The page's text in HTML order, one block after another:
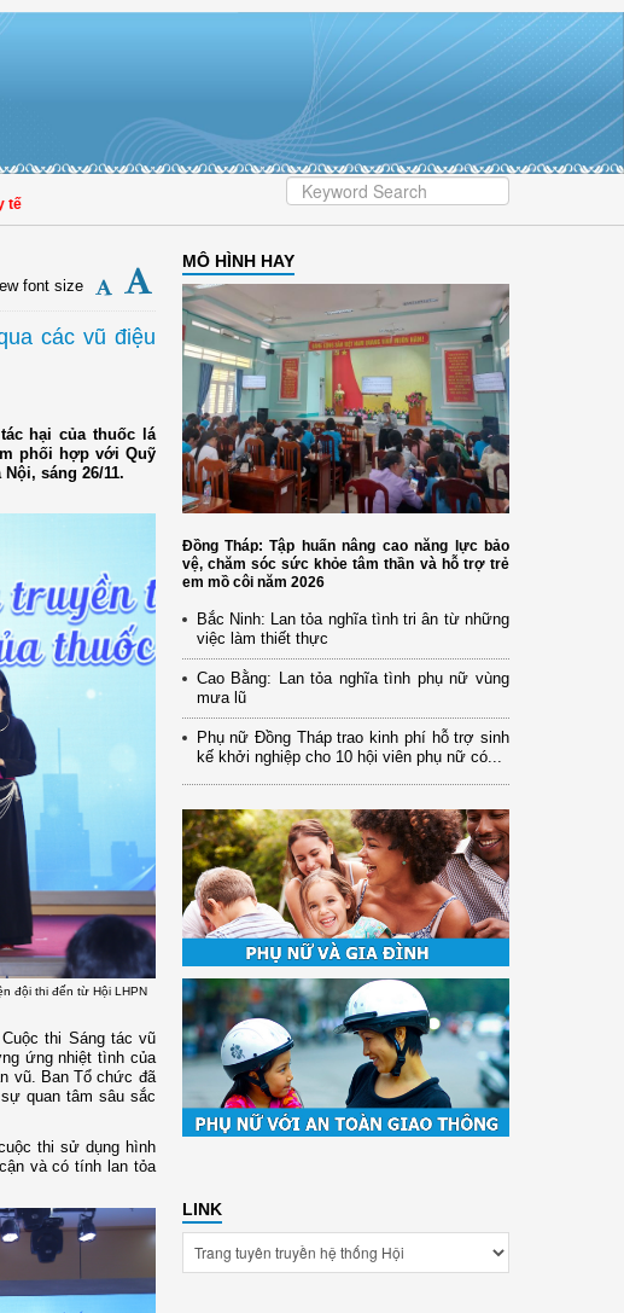
font size
các vũ điệu
hại của thuốc lá
phối hợp với Quỹ
sáng 26/11.
đội thi đến từ Hội LHPN
thi Sáng tác vũ
ứng nhiệt tình của
vũ. Ban Tổ chức đã
quan tâm sâu sắc
thi sử dụng hình
và có tính lan tỏa
MÔ HÌNH HAY
Đồng Tháp: Tập huấn nâng cao năng lực bảo
vệ, chăm sóc sức khỏe tâm thần và hỗ trợ trẻ
em mồ côi năm 2026
Bắc Ninh: Lan tỏa nghĩa tình tri ân từ những
việc làm thiết thực
Cao Bằng: Lan tỏa nghĩa tình phụ nữ vùng
mưa lũ
Phụ nữ Đồng Tháp trao kinh phí hỗ trợ sinh
kế khởi nghiệp cho 10 hội viên phụ nữ có...
LINK